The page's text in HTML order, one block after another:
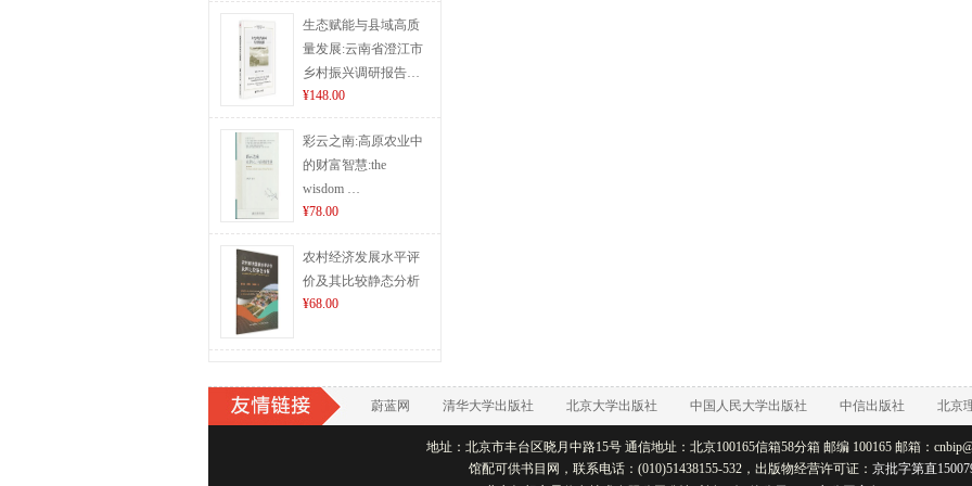
生态赋能与县域高质
量发展:云南省澄江市
乡村振兴调研报告…
¥148.00
彩云之南:高原农业中
的财富智慧:the
wisdom …
¥78.00
农村经济发展水平评
价及其比较静态分析
¥68.00
蔚蓝网 清华大学出版社 北京大学出版社 中国人民大学出版社 中信出版社 北京
地址：北京市丰台区晓月中路15号 通信地址：北京100165信箱58分箱 邮编 100165 邮箱：
馆配可供书目网，联系电话：(010)51438155-532，出版物经营许可证： 京批字第直